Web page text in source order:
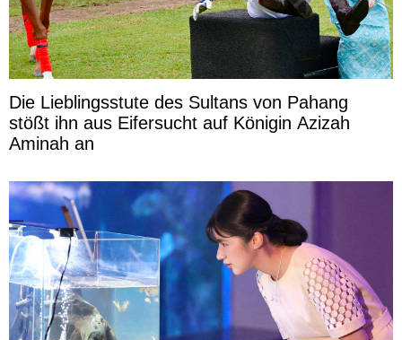
Die Lieblingsstute des Sultans von Pahang
stößt ihn aus Eifersucht auf Königin Azizah
Aminah an